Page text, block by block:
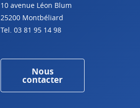
10 avenue Léon Blum
25200 Montbéliard
Tel. 03 81 95 14 98
Nous
contacter